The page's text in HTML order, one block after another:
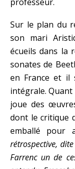
Sur le plan du
son mari
écueils dans la
sonates de
en France et il
intégrale.
joue des
dont le critique
emballé pour
rétrospective,
Farrenc un de